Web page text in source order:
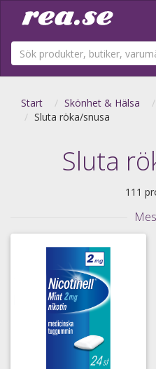
Start Skönhet & Hälsa
Sluta röka/snusa
Sluta
111